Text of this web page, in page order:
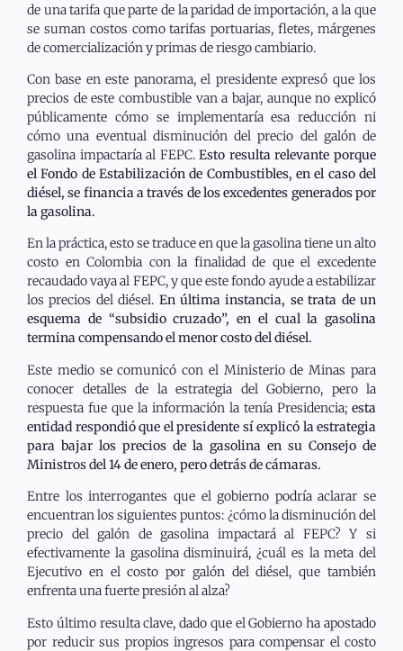
de una tarifa que parte de la paridad de importación, a la que
se suman costos como tarifas portuarias, fletes, márgenes
de comercialización y primas de riesgo cambiario.
Con base en este panorama, el presidente expresó que los
precios de este combustible van a bajar, aunque no explicó
públicamente cómo se implementaría esa reducción ni
cómo una eventual disminución del precio del galón de
gasolina impactaría al FEPC.Esto resulta relevante porque
el Fondo de Estabilización de Combustibles, en el caso del
diésel, se financia a través de los excedentes generados por
la gasolina.
En la práctica, esto se traduce en que la gasolina tiene un alto
costo en Colombia con la finalidad de que el excedente
recaudado vaya al FEPC, y que este fondo ayude a estabilizar
los precios del diésel. En última instancia, se trata de un
esquema de “subsidio cruzado”, en el cual la gasolina
termina compensando el menor costo del diésel.
Este medio se comunicó con el Ministerio de Minas para
conocer detalles de la estrategia del Gobierno, pero la
respuesta fue que la información la tenía Presidencia; esta
entidad respondió que el presidente sí explicó la estrategia
para bajar los precios de la gasolina en su Consejo de
Ministros del 14 de enero, pero detrás de cámaras.
Entre los interrogantes que el gobierno podría aclarar se
encuentran los siguientes puntos: ¿cómo la disminución del
precio del galón de gasolina impactará al FEPC? Y si
efectivamente la gasolina disminuirá, ¿cuál es la meta del
Ejecutivo en el costo por galón del diésel, que también
enfrenta una fuerte presión al alza?
Esto último resulta clave, dado que el Gobierno ha apostado
por reducir sus propios ingresos para compensar el costo